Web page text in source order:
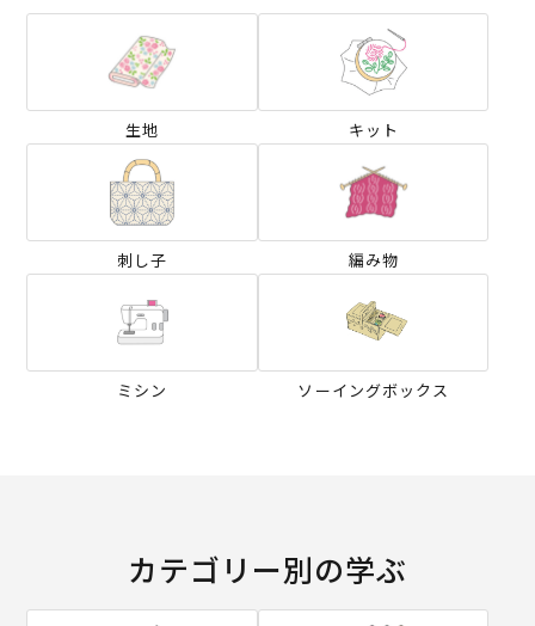
生地 キット
刺し子 編み物
ミシン ソーイングボックス
カテゴリー別の学ぶ